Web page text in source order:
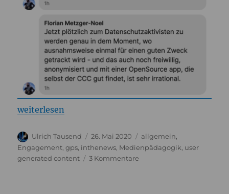
„Corona App? Keine Panik!“
weiterlesen
Autor
Ulrich Tausend
Veröffentlicht
am
26. Mai 2020 Kategorien
allgemein,
Engagement ,gps inthenews Medienpädagogik user
generated content
3 Kommentare